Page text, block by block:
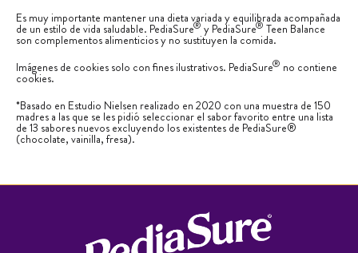
Es muy importante mantener una dieta variada y equilibrada acompañada
de un estilo de vida saludable. PediaSure® y PediaSure®Teen Balance
son complementos alimenticios y no sustituyen la comida.
Imágenes de cookies solo con fines ilustrativos. PediaSure® no contiene
cookies.
*Basado en Estudio Nielsen realizado en 2020 con una muestra de 150
madres a las que se les pidió seleccionar el sabor favorito entre una lista
de 13 sabores nuevos excluyendo los existentes de PediaSure®
(chocolate, vainilla, fresa).